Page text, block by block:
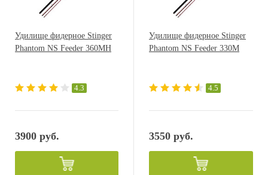
Удилище фидерное Stinger
Phantom NS Feeder 360MH
4.3
3900 руб.
Удилище фидерное Stinger
Phantom NS Feeder 330M
4.5
3550 руб.